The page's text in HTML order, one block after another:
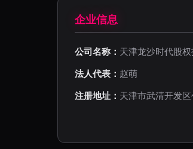
企业信息
公司名称： 天津龙沙时代股
法人代表： 赵萌
注册地址： 天津市武清开发